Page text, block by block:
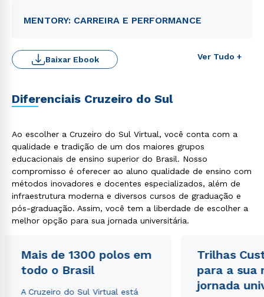
MENTORY: CARREIRA E PERFORMANCE
Ver Tudo +
Baixar Ebook
Diferenciais Cruzeiro do Sul
Ao escolher a Cruzeiro do Sul Virtual, você conta com a
qualidade e tradição de um dos maiores grupos
educacionais de ensino superior do Brasil. Nosso
compromisso é oferecer ao aluno qualidade de ensino com
métodos inovadores e docentes especializados, além de
infraestrutura moderna e diversos cursos de graduação e
pós-graduação. Assim, você tem a liberdade de escolher a
melhor opção para sua jornada universitária.
Mais de 1300 polos em
todo o Brasil
A Cruzeiro do Sul Virtual está
Trilhas
para a sua
jornada
Rápido e fácil
ou
Estou de acordo com aPolítica de Privacidade.